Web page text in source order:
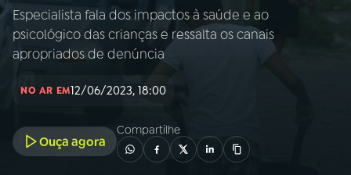
AO VIVO
Especialista fala dos impactos à saúde e ao
psicológico das crianças e ressalta os canais
apropriados de denúncia
NO AR EM12/06/2023, 18:00
Ouça agora
Compartilhe